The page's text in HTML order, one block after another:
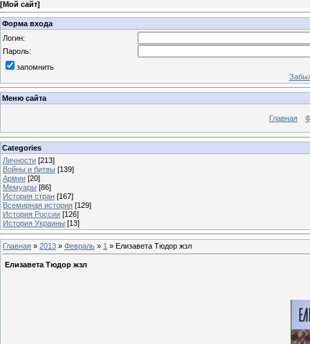
[Мой сайт]
Форма входа
Логин:
Пароль:
запомнить
Меню сайта
Главная
Categories
Личности [213]
Войны и битвы [139]
Армии [20]
Мемуары [86]
История стран [167]
Всемирная история [129]
История России [126]
История Украины [13]
Главная » 2013 » Февраль » 1 » Елизавета Тюдор жзл
Елизавета Тюдор жзл